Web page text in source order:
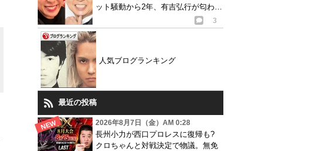
ット騒動から2年、有吉弘行が匂わせ
3
人気ブログランキング
最近の投稿
2026年8月7日（金）AM 0:28
長州小力が西口プロレスに復帰も?
クロちゃんと対戦決定で物議。無免